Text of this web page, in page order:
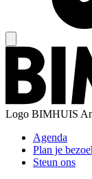
Logo BIMHUIS
Agenda
Plan je
Steun ons